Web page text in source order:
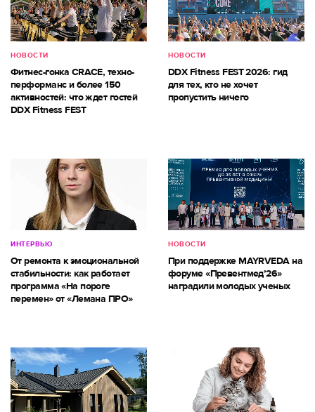
НОВОСТИ
Фитнес-гонка CRACE, техно-
перформанс и более 150
активностей: что ждет гостей
DDX Fitness FEST
НОВОСТИ
DDX Fitness FEST 2026: гид
для тех, кто не хочет
пропустить ничего
ИНТЕРВЬЮ
От ремонта к эмоциональной
стабильности: как работает
программа «На пороге
перемен» от «Лемана ПРО»
НОВОСТИ
При поддержке MAYRVEDA на
форуме «Превентмед’26»
наградили молодых ученых